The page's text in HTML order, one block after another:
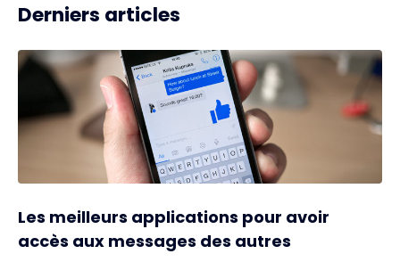
Derniers articles
Les meilleurs applications pour avoir
accès aux messages des autres